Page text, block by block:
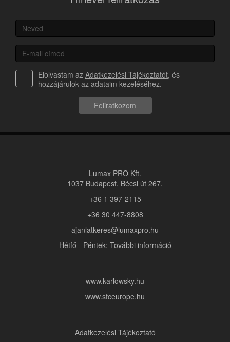
Elolvastam az Adatkezelési Tájékoztatót, és
hozzájárulok az adataim kezeléséhez.
Feliratkozom
Lumax PRO Kft.
1037 Budapest, Bécsi út 267.
+36 1 397-2115
+36 30 447-8808
ajanlatkeres@lumaxpro.hu
Hétfő - Péntek: További információ
www.karlowsky.hu
www.sfceurope.hu
Adatkezelési Tájékoztató